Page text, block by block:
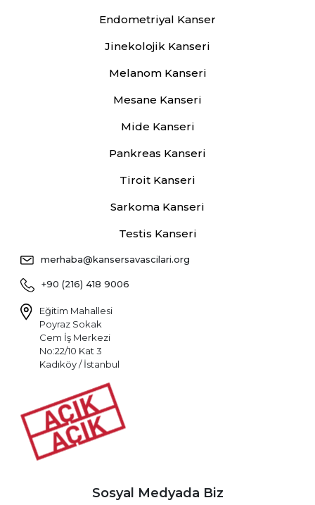
Endometriyal Kanser
Jinekolojik Kanseri
Melanom Kanseri
Mesane Kanseri
Mide Kanseri
Pankreas Kanseri
Tiroit Kanseri
Sarkoma Kanseri
Testis Kanseri
merhaba@kansersavascilari.org
+90 (216) 418 9006
Eğitim Mahallesi
Poyraz Sokak
Cem İş Merkezi
No:22/10 Kat 3
Kadıköy / İstanbul
Sosyal Medyada Biz